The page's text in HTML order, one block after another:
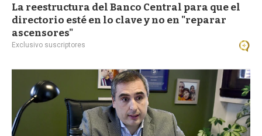
La reestructura del Banco Central para que el
directorio esté en lo clave y no en "reparar
ascensores"
Exclusivo suscriptores